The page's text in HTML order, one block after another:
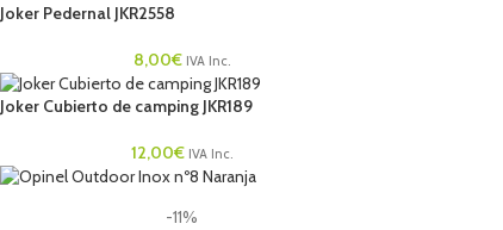
Joker Pedernal JKR2558
8,00€ IVA Inc.
Joker Cubierto de camping JKR189
12,00€ IVA Inc.
-11%